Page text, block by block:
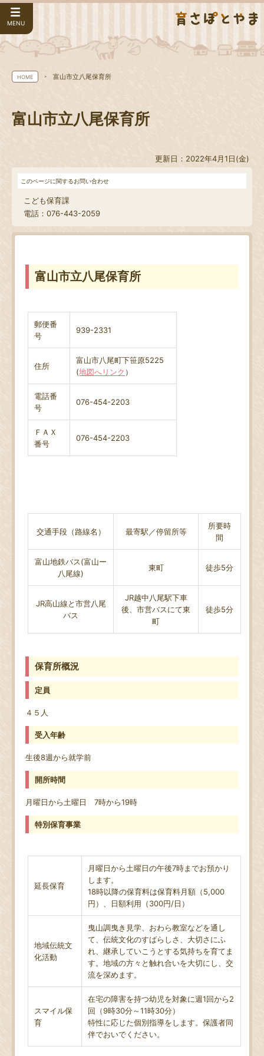
MENU
HOME 富山市立八尾保育所
富山市立八尾保育所
更新日：2022年4月1日(金)
このページに関するお問い合わせ
こども保育課
電話：076-443-2059
富山市立八尾保育所
郵便番
号
939-2331
住所
富山市八尾町下笹原5225
(地図へリンク ）
電話番
号
076-454-2203
ＦＡＸ
番号
076-454-2203
交通手段（路線名） 最寄駅／停留所等
所要時
間
富山地鉄バス(富山ー
八尾線)
東町 徒歩5分
JR高山線と市営八尾
バス
JR越中八尾駅下車
後、市営バスにて東
町
徒歩5分
保育所概況
定員
４５人
受入年齢
生後8週から就学前
開所時間
月曜日から土曜日 7時から19時
特別保育事業
延長保育
月曜日から土曜日の午後7時までお預かり
します。
18時以降の保育料は保育料月額（5,000
円）、日額利用（300円/日）
地域伝統文
化活動
曳山調曳き見学、おわら教室などを通し
て、伝統文化のすばらしさ、大切さにふ
れ、継承していこうとする気持ちを育てま
す。地域の方々と触れ合いを大切にし、交
流を深めます。
スマイル保
育
在宅の障害を持つ幼児を対象に週1回から2
回（9時30分～11時30分）
特性に応じた個別指導をします。保護者同
伴でおいでください。